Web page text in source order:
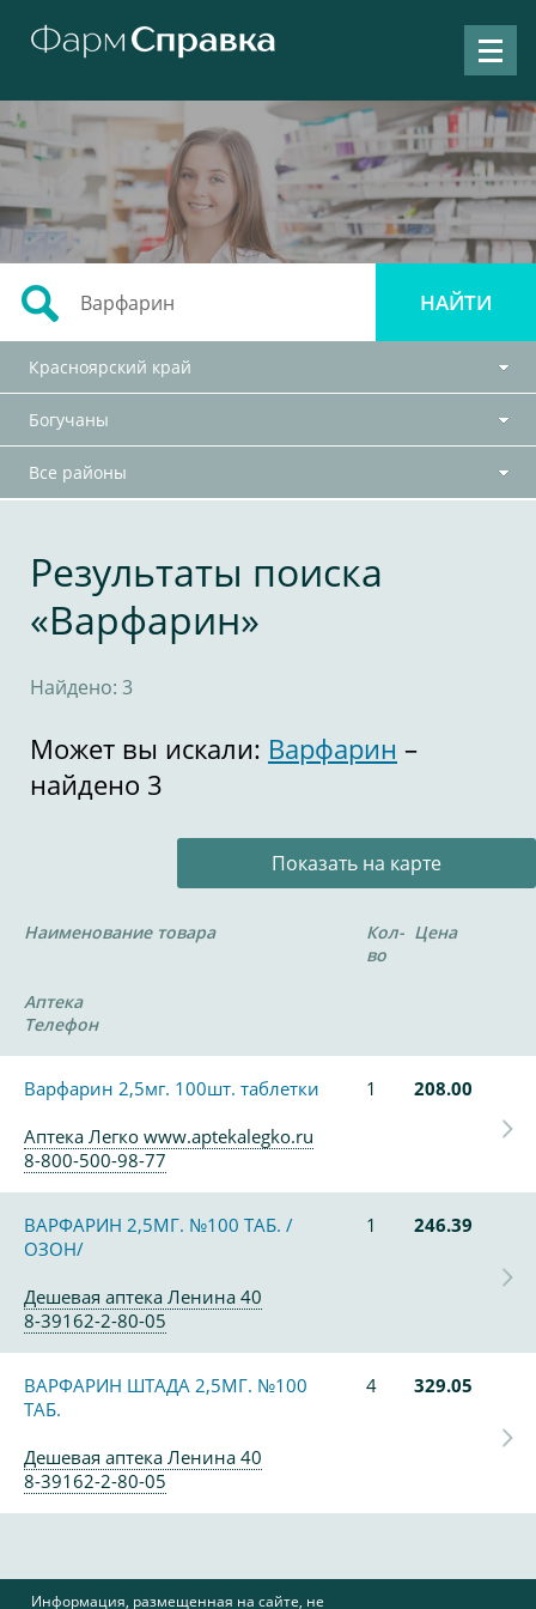
Красноярский край
Богучаны
Все районы
Результаты поиска
«Варфарин»
Найдено: 3
Может вы искали: Варфарин –
найдено 3
Показать на карте
Наименование товара
Кол-
во
Цена
Аптека
Телефон
Варфарин 2,5мг. 100шт. таблетки 1
208.00
Аптека Легко www.aptekalegko.ru
8-800-500-98-77
ВАРФАРИН 2,5МГ. №100 ТАБ. /
ОЗОН/
1 246.39
Дешевая аптека Ленина 40
8-39162-2-80-05
ВАРФАРИН ШТАДА 2,5МГ. №100
ТАБ.
4 329.05
Дешевая аптека Ленина 40
8-39162-2-80-05
Информация, размещенная на сайте, не